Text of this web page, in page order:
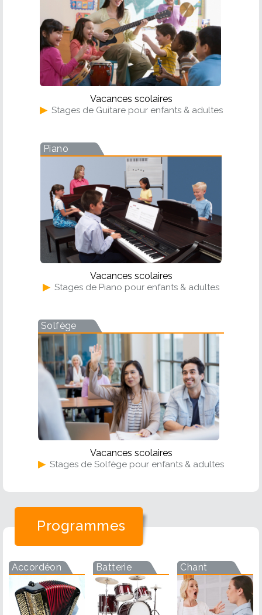
Vacances scolaires
▶ Stages de Guitare pour enfants & adultes
Piano
Vacances scolaires
▶ Stages de Piano pour enfants & adultes
Solfège
Vacances scolaires
▶ Stages de Solfège pour enfants & adultes
Programmes
Accordéon Batterie Chant